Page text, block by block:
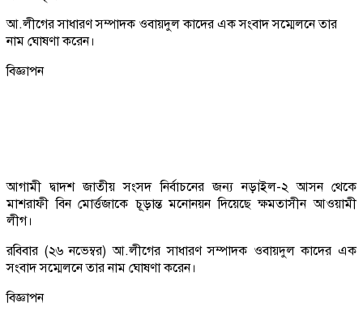
আ.লীগের সাধারণ সম্পাদক ওবায়দুল কাদের এক সংবাদ সম্মেলনে তার
নাম ঘোষণা করেন।
বিজ্ঞাপন
আগামী দ্বাদশ জাতীয় সংসদ নির্বাচনের জন্য নড়াইল-২ আসন থেকে
মাশরাফী বিন মোর্ত্তজাকে চূড়ান্ত মনোনয়ন দিয়েছে ক্ষমতাসীন আওয়ামী
লীগ।
রবিবার (২৬ নভেম্বর) আ.লীগের সাধারণ সম্পাদক ওবায়দুল কাদের এক
সংবাদ সম্মেলনে তার নাম ঘোষণা করেন।
বিজ্ঞাপন